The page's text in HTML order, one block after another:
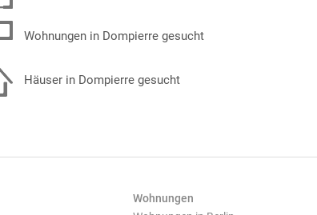
Wohnungen in Dompierre gesucht
Häuser in Dompierre gesucht
Wohnungen